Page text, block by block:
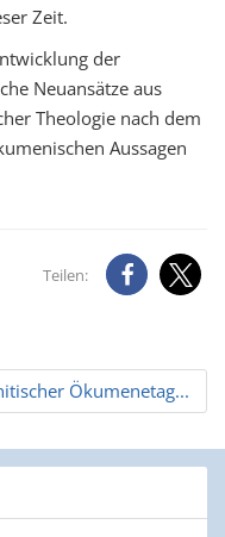
Zeit.
der
Neuansätze aus
Theologie nach dem
Aussagen
Teilen:
Ökumenetag...